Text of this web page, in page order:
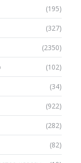
(195)
(327)
(2350)
(102)
(34)
(922)
(282)
(82)